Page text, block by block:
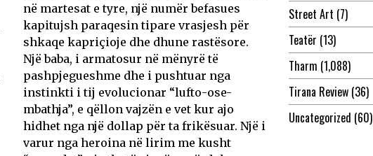
në martesat e tyre, një numër befasues
kapitujsh paraqesin tipare vrasjesh për
shkaqe kapriçioje dhe dhune rastësore.
Një baba, i armatosur në mënyrë të
pashpjegueshme dhe i pushtuar nga
instinkti i tij evolucionar “lufto-ose-
mbathja”, e qëllon vajzën e vet kur ajo
hidhet nga një dollap për ta frikësuar. Një i
varur nga heroina në lirim me kusht
Street Art (7)
Teatër (13)
Tharm (1,088)
Tirana Review(36)
Uncategorized (60)